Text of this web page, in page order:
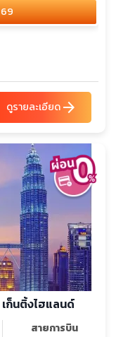
ดูรายละเอียดarrow_forward
เก็นติ้งไฮแลนด์
สายการบิน